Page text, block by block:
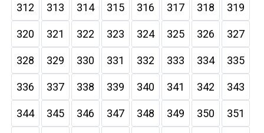
312 313 314 315 316 317 318 319
320 321 322 323 324 325 326 327
328 329 330 331 332 333 334 335
336 337 338 339 340 341 342 343
344 345 346 347 348 349 350 351